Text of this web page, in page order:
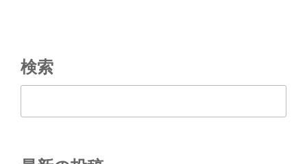
ン
検索